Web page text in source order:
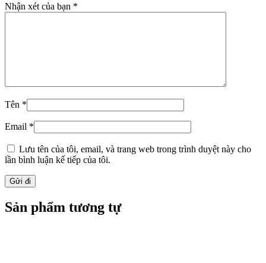
Nhận xét của bạn *
Tên *
Email *
Lưu tên của tôi, email, và trang web trong trình duyệt này cho
lần bình luận kế tiếp của tôi.
Sản phẩm tương tự